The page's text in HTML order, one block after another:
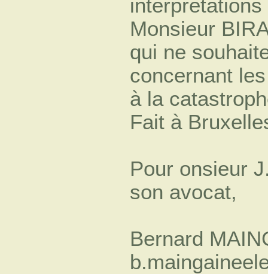
Monsieur
qui ne
concernant
à la
Fait à
Pour onsieur
son avocat,
Bernard